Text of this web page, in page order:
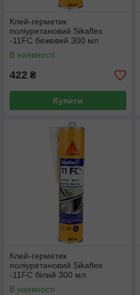
Клей-герметик
поліуретановий Sikaflex
-11FC бежевий 300 мл
В наявності
422 ₴
Купити
Клей-герметик
поліуретановий Sikaflex
-11FC білий 300 мл
В наявності